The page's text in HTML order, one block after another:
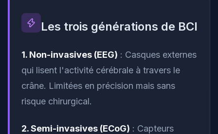
Les trois générations de BCI
1. Non-invasives (EEG) : Casques externes
qui lisent l'activité cérébrale à travers le
crâne. Limitées en précision mais sans
risque chirurgical.
2. Semi-invasives (ECoG) : Capteurs